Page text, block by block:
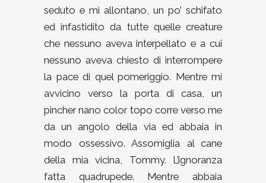
seduto e mi allontano, un po’ schifato
ed infastidito da tutte quelle creature
che nessuno aveva interpellato e a cui
nessuno aveva chiesto di interrompere
la pace di quel pomeriggio. Mentre mi
avvicino verso la porta di casa, un
pincher nano color topo corre verso me
da un angolo della via ed abbaia in
modo ossessivo. Assomiglia al cane
della mia vicina, Tommy. L’ignoranza
fatta quadrupede. Mentre abbaia